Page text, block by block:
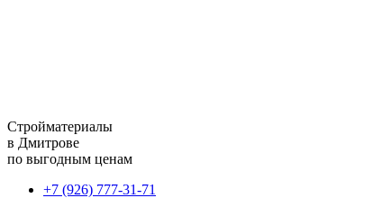
Стройматериалы
в Дмитрове
по выгодным ценам
+7 (926) 777-31-71